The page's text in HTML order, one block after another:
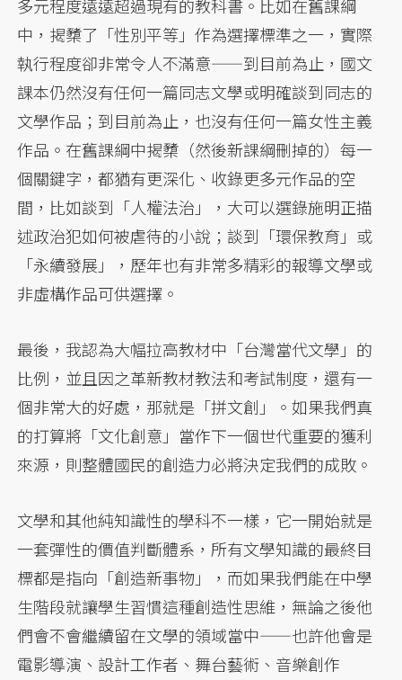
多元程度遠遠超過現有的教科書。比如在舊課綱
中，揭櫫了「性別平等」作為選擇標準之一，實際
執行程度卻非常令人不滿意——到目前為止，國文
課本仍然沒有任何一篇同志文學或明確談到同志的
文學作品；到目前為止，也沒有任何一篇女性主義
作品。在舊課綱中揭櫫（然後新課綱刪掉的）每一
個關鍵字，都猶有更深化、收錄更多元作品的空
間，比如談到「人權法治」，大可以選錄施明正描
述政治犯如何被虐待的小說；談到「環保教育」或
「永續發展」，歷年也有非常多精彩的報導文學或
非虛構作品可供選擇。
最後，我認為大幅拉高教材中「台灣當代文學」的
比例，並且因之革新教材教法和考試制度，還有一
個非常大的好處，那就是「拼文創」。如果我們真
的打算將「文化創意」當作下一個世代重要的獲利
來源，則整體國民的創造力必將決定我們的成敗。
文學和其他純知識性的學科不一樣，它一開始就是
一套彈性的價值判斷體系，所有文學知識的最終目
標都是指向「創造新事物」，而如果我們能在中學
生階段就讓學生習慣這種創造性思維，無論之後他
們會不會繼續留在文學的領域當中——也許他會是
電影導演、設計工作者、舞台藝術、音樂創作